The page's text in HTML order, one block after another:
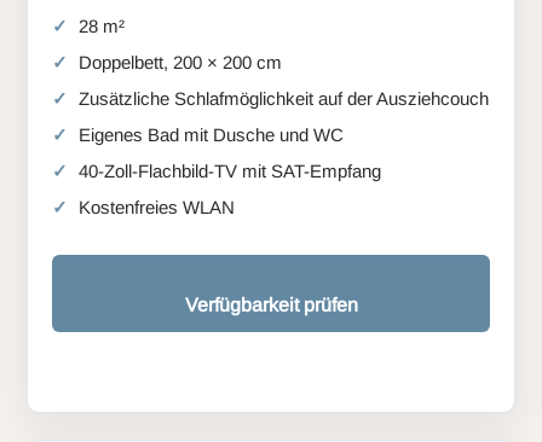
28 m²
Doppelbett, 200 × 200 cm
Zusätzliche Schlafmöglichkeit auf der Ausziehcouch
Eigenes Bad mit Dusche und WC
40-Zoll-Flachbild-TV mit SAT-Empfang
Kostenfreies WLAN
Verfügbarkeit prüfen